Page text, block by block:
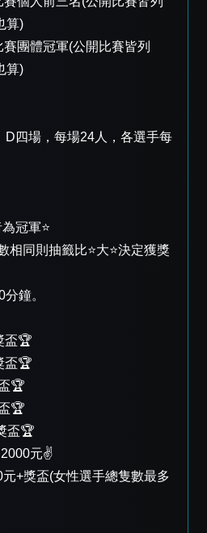
算)
團體冠軍(公開比賽皆列
算)
D四場，每場24人，各選手每
冠軍⭐
相同則抽籤比⭐大⭐決定獲獎
鐘。
盃🏆
盃🏆
🏆
🏆
盃🏆
元✌️
+獎盃(女性選手總隻數最多